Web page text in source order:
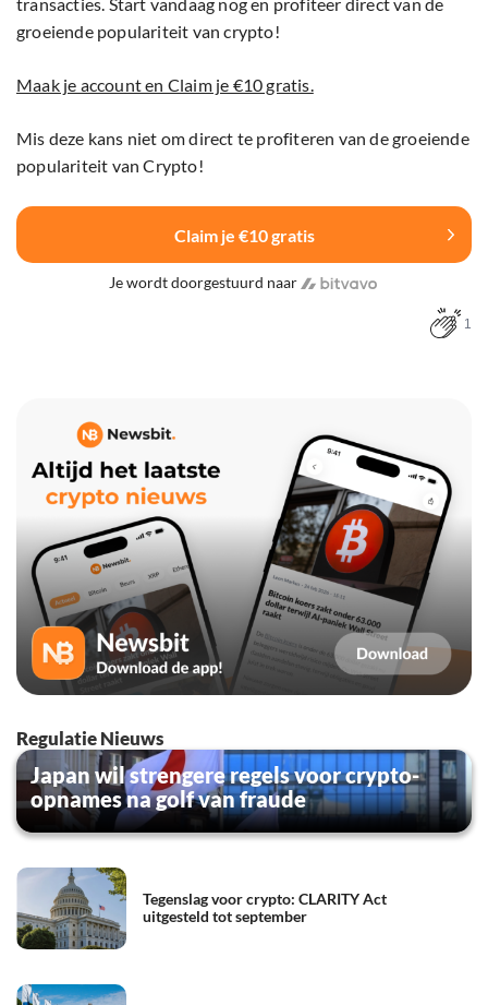
groeiende populariteit van crypto!
Maak je account en Claim je €10 gratis.
Mis deze kans niet om direct te profiteren van de groeiende
populariteit van Crypto!
Claim je €10 gratis
Je wordt doorgestuurd naar
1
Regulatie Nieuws
Japan wil strengere regels voor crypto-
opnames na golf van fraude
Tegenslag voor crypto: CLARITY Act
uitgesteld tot september